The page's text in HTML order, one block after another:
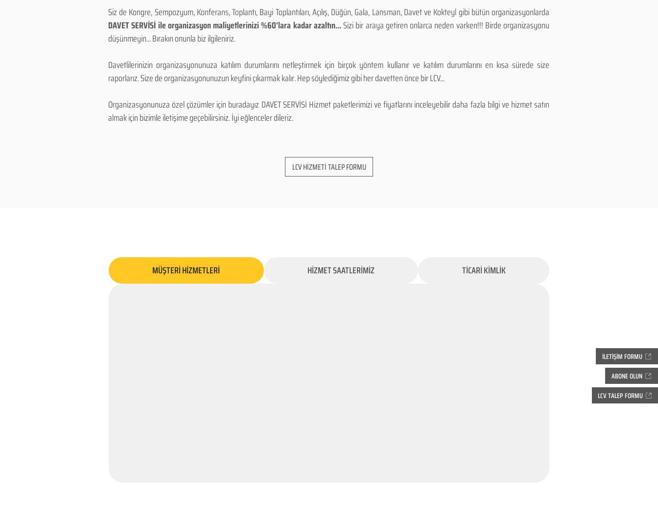
ABONE OLUN
LCV TALEP FORMU
İLETİŞİM FORMU
Siz de Kongre, Sempozyum, Konferans, Toplantı, Bayi Toplantıları, Açılış, Düğün, Gala, Lansman, Davet ve Kokteyl gibi bütün organizasyonlarda
DAVET SERVİSİ ile organizasyon maliyetlerinizi %60'lara kadar azaltın...Sizi bir araya getiren onlarca neden varken!!! Birde organizasyonu
düşünmeyin... Bırakın onunla biz ilgileniriz.
Davetlilerinizin organizasyonunuza katılım durumlarını netleştirmek için birçok yöntem kullanır ve katılım durumlarını en kısa sürede size
raporlarız. Size de organizasyonunuzun keyfini çıkarmak kalır. Hep söylediğimiz gibi her davetten önce bir LCV...
Organizasyonunuza özel çözümler için buradayız DAVET SERVİSİ Hizmet paketlerimizi ve fiyatlarını inceleyebilir daha fazla bilgi ve hizmet satın
almak için bizimle iletişime geçebilirsiniz. İyi eğlenceler dileriz.
LCV HİZMETİ TALEP FORMU
MÜŞTERİ HİZMETLERİ HİZMET SAATLERİMİZ TİCARİ KİMLİK